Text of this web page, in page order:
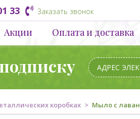
33 Заказать звонок
Акции Оплата и доставка
коробках Мыло с